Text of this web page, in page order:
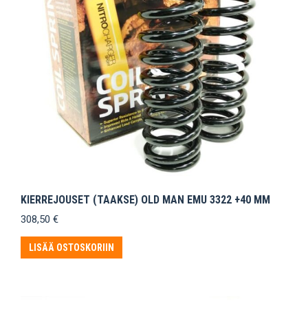
KIERREJOUSET (TAAKSE) OLD MAN EMU 3322 +40 MM
308,50 €
LISÄÄ OSTOSKORIIN